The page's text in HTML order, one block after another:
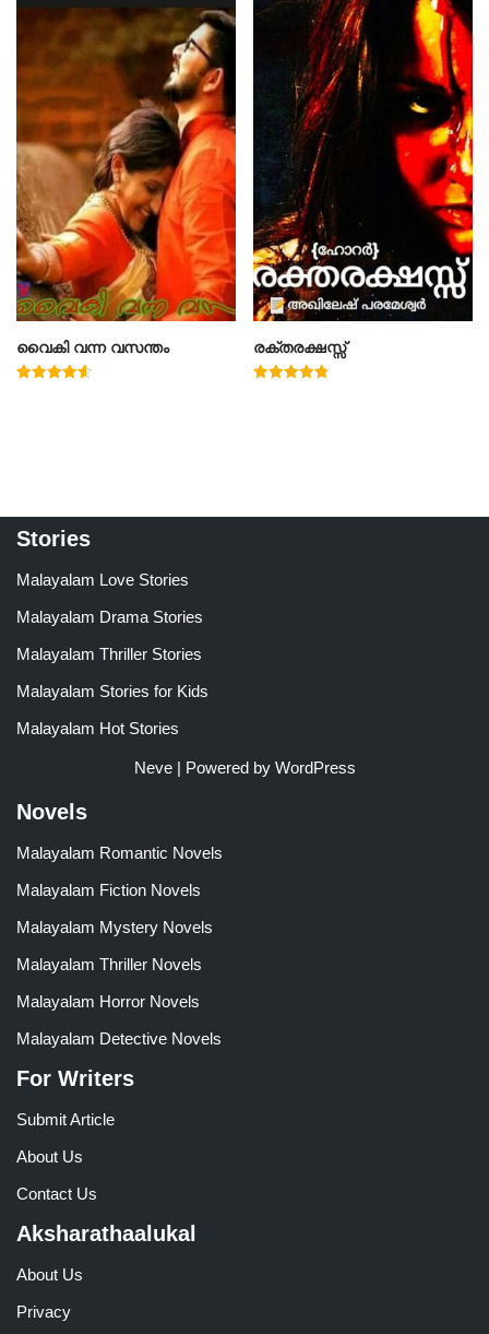
വൈകി വന്ന വസന്തം രക്തരക്ഷസ്സ്
Stories
Malayalam Love Stories
Malayalam Drama Stories
Malayalam Thriller Stories
Malayalam Stories for Kids
Malayalam Hot Stories
Neve| Powered by WordPress
Novels
Malayalam Romantic Novels
Malayalam Fiction Novels
Malayalam Mystery Novels
Malayalam Thriller Novels
Malayalam Horror Novels
Malayalam Detective Novels
For Writers
Submit Article
About Us
Contact Us
Aksharathaalukal
About Us
Privacy